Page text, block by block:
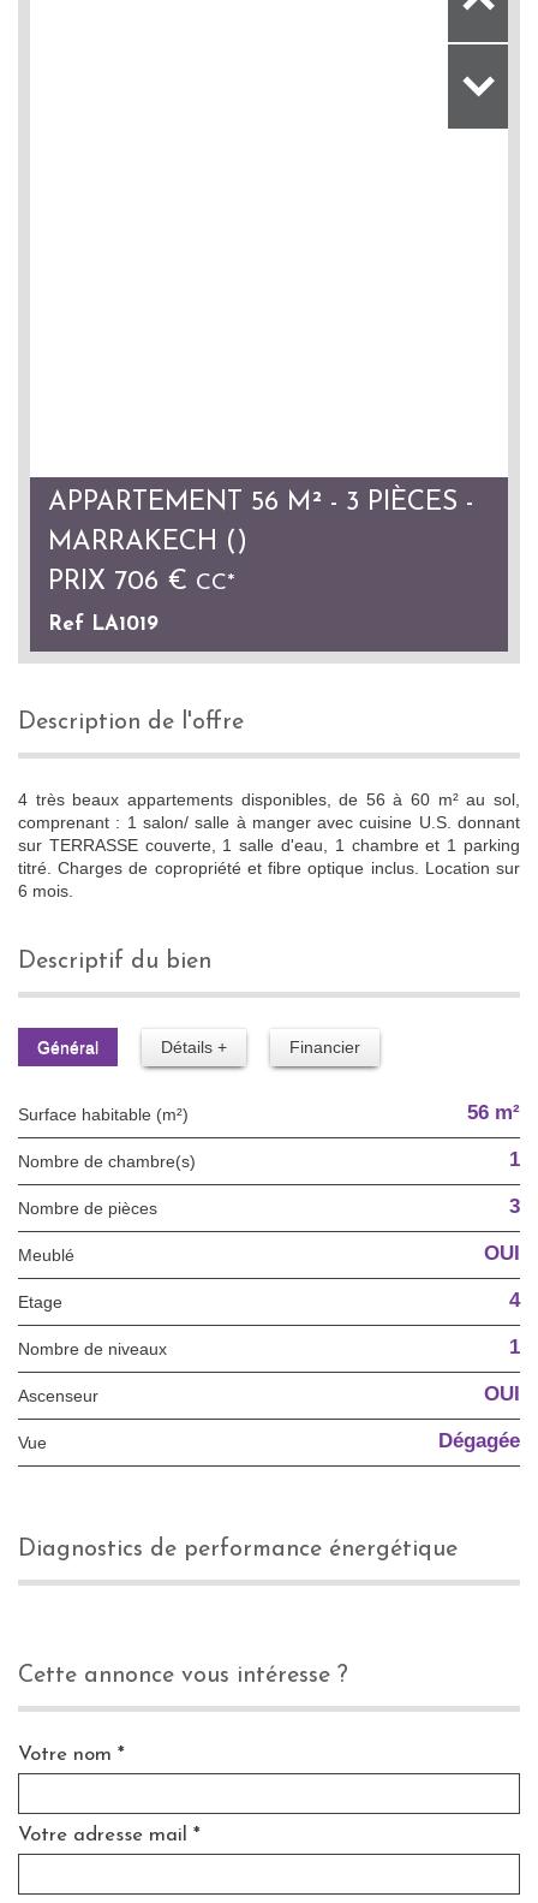
APPARTEMENT 56 M² - 3 PIÈCES -
MARRAKECH ()
PRIX 706 € CC*
Ref LA1019
description de l'offre
4 très beaux appartements disponibles, de 56 à 60 m² au sol,
comprenant : 1 salon/ salle à manger avec cuisine U.S. donnant
sur TERRASSE couverte, 1 salle d'eau, 1 chambre et 1 parking
titré. Charges de copropriété et fibre optique inclus. Location sur
6 mois.
descriptif du bien
Général Détails + Financier
Surface habitable (m²) 56 m²
Nombre de chambre(s) 1
Nombre de pièces 3
Meublé OUI
Etage 4
Nombre de niveaux 1
Ascenseur OUI
Vue Dégagée
diagnostics de performance énergétique
cette annonce vous intéresse ?
Votre nom *
Votre adresse mail *